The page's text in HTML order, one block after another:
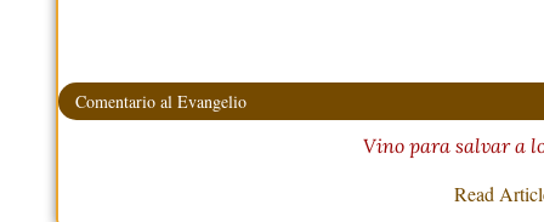
Comentario al Evangelio
Vino para salvar a
Read